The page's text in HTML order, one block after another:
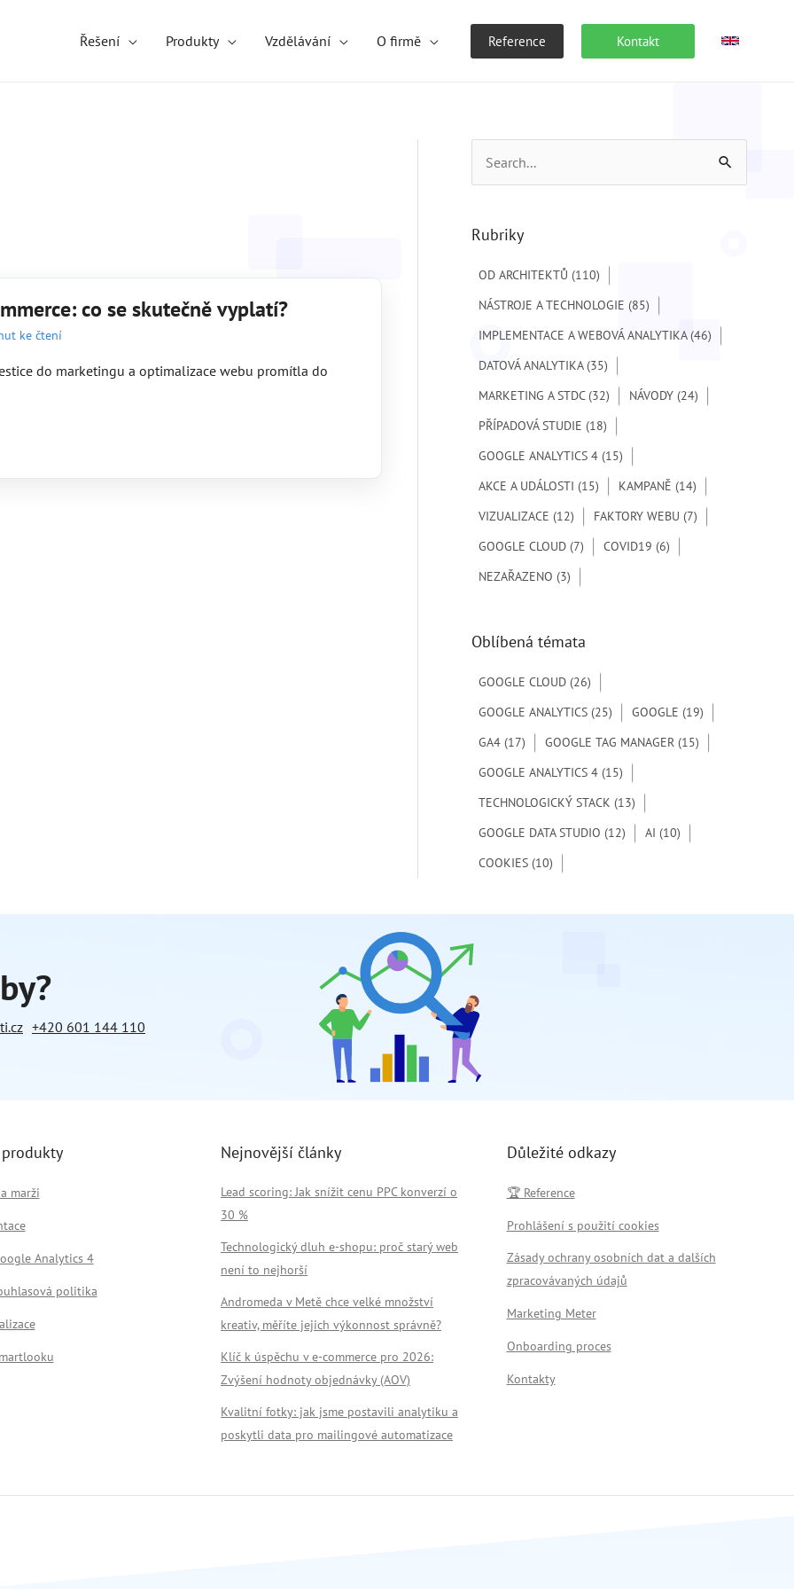
Řešení Produkty Vzdělávání O firmě Reference Kontakt
co se skutečně vyplatí?
ke čtení
do marketingu a optimalizace webu promítla do
y
lRubriky
OD ARCHITEKTŮ (110)
NÁSTROJE A TECHNOLOGIE (85)
IMPLEMENTACE A WEBOVÁ ANALYTIKA(46)
DATOVÁ ANALYTIKA(35)
MARKETING A STDC(32) NÁVODY (24)
PŘÍPADOVÁ STUDIE (18)
GOOGLE ANALYTICS 4 (15)
AKCE A UDÁLOSTI (15) KAMPANĚ (14)
VIZUALIZACE (12) FAKTORY WEBU (7)
GOOGLE CLOUD (7) COVID19 (6)
NEZAŘAZENO (3)
Oblíbená témata
GOOGLE CLOUD (26)
GOOGLE ANALYTICS (25) GOOGLE (19)
GA4 (17) GOOGLE TAG MANAGER (15)
GOOGLE ANALYTICS 4 (15)
TECHNOLOGICKÝ STACK (13)
GOOGLE DATA STUDIO (12) AI (10)
COOKIES (10)
+420 601 144 110
marži
Analytics 4
politika
Nejnovější články
Lead scoring: Jak snížit cenu PPC konverzí o
30 %
Technologický dluh e-shopu: proč starý web
není to nejhorší
Andromeda v Metě chce velké množství
kreativ, měříte jejich výkonnost správně?
Klíč k úspěchu v e-commerce pro 2026:
Zvýšení hodnoty objednávky (AOV)
Kvalitní fotky: jak jsme postavili analytiku a
poskytli data pro mailingové automatizace
Důležité odkazy
🏆 Reference
Prohlášení s použití cookies
Zásady ochrany osobních dat a dalších
zpracovávaných údajů
Marketing Meter
Onboarding proces
Kontakty